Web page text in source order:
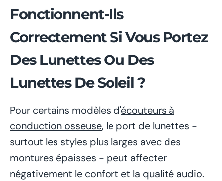
Fonctionnent-Ils
Correctement Si Vous Portez
Des Lunettes Ou Des
Lunettes De Soleil ?
Pour certains modèles d'écouteurs à
conduction osseuse, le port de lunettes -
surtout les styles plus larges avec des
montures épaisses - peut affecter
négativement le confort et la qualité audio.